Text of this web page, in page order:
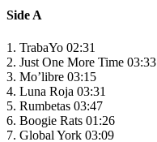
Side A
1. TrabaYo 02:31
2. Just One More Time 03:33
3. Mo’libre 03:15
4. Luna Roja 03:31
5. Rumbetas 03:47
6. Boogie Rats 01:26
7. Global York 03:09